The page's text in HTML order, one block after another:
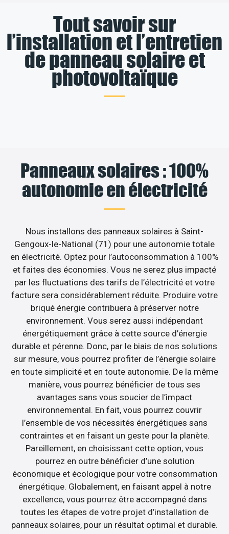
Tout savoir sur
l’installation et l’entretien
de panneau solaire et
photovoltaïque
Panneaux solaires : 100%
autonomie en électricité
Nous installons des panneaux solaires à Saint-
Gengoux-le-National (71) pour une autonomie totale
en électricité. Optez pour l’autoconsommation à 100%
et faites des économies. Vous ne serez plus impacté
par les fluctuations des tarifs de l’électricité et votre
facture sera considérablement réduite. Produire votre
briqué énergie contribuera à préserver notre
environnement. Vous serez aussi indépendant
énergétiquement grâce à cette source d’énergie
durable et pérenne. Donc, par le biais de nos solutions
sur mesure, vous pourrez profiter de l’énergie solaire
en toute simplicité et en toute autonomie. De la même
manière, vous pourrez bénéficier de tous ses
avantages sans vous soucier de l’impact
environnemental. En fait, vous pourrez couvrir
l’ensemble de vos nécessités énergétiques sans
contraintes et en faisant un geste pour la planète.
Pareillement, en choisissant cette option, vous
pourrez en outre bénéficier d’une solution
économique et écologique pour votre consommation
énergétique. Globalement, en faisant appel à notre
excellence, vous pourrez être accompagné dans
toutes les étapes de votre projet d’installation de
panneaux solaires, pour un résultat optimal et durable.